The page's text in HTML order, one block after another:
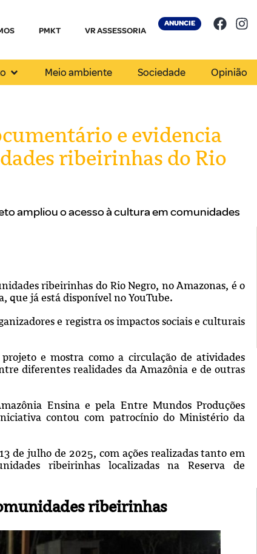
PMKT VR ASSESSORIA
ANUNCIE
Meio ambiente Sociedade Opinião
e evidencia
ribeirinhas do Rio
ampliou o acesso à cultura em comunidades
ribeirinhas do Rio Negro, no Amazonas, é o
que já está disponível no YouTube.
e registra os impactos sociais e culturais
e mostra como a circulação de atividades
diferentes realidades da Amazônia e de outras
Ensina e pela Entre Mundos Produções
contou com patrocínio do Ministério da
de julho de 2025, com ações realizadas tanto em
ribeirinhas localizadas na Reserva de
ribeirinhas